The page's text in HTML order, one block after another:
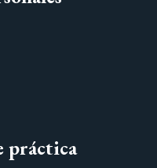
práctica